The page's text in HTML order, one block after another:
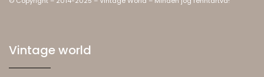
Vintage world